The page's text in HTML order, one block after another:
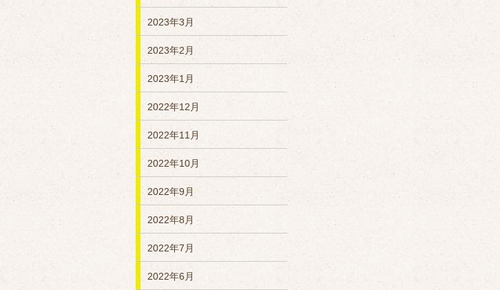
2023年3月
2023年2月
2023年1月
2022年12月
2022年11月
2022年10月
2022年9月
2022年8月
2022年7月
2022年6月